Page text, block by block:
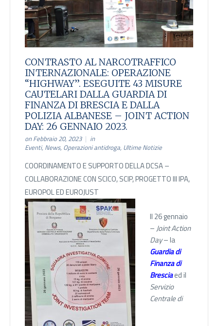
CONTRASTO AL NARCOTRAFFICO
INTERNAZIONALE: OPERAZIONE
“HIGHWAY”. ESEGUITE 43 MISURE
CAUTELARI DALLA GUARDIA DI
FINANZA DI BRESCIA E DALLA
POLIZIA ALBANESE – JOINT ACTION
DAY: 26 GENNAIO 2023.
on Febbraio 20, 2023
in
Eventi, News, Operazioni antidroga, Ultime Notizie
COORDINAMENTO E SUPPORTO DELLA DCSA –
COLLABORAZIONE CON SCICO, SCIP, PROGETTO III IPA,
EUROPOL ED EUROJUST
Il 26 gennaio
–Joint Action
Day– la
Guardia di
Finanza di
Bresciaed il
Servizio
Centrale di